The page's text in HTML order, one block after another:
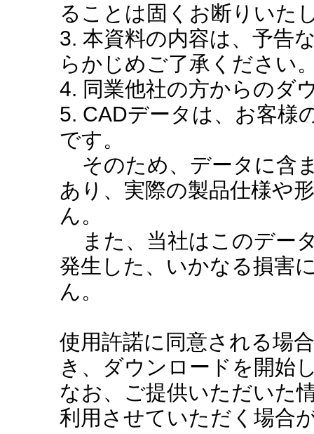
ることは固くお断りいた
3. 本資料の内容は、予告
らかじめご了承ください
4. 同業他社の方からのダ
5. CADデータは、お客様
です。
そのため、データに含
あり、実際の製品仕様や
ん。
また、当社はこのデー
発生した、いかなる損害
ん。
使用許諾に同意される場
き、ダウンロードを開始
なお、ご提供いただいた
利用させていただく場合